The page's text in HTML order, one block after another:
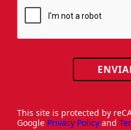
This site is protected by
Google Privacy Policy and